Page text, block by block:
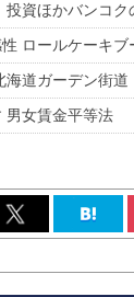
資ほかバンコク
ロールケーキブ
海道ガーデン街道
男女賃金平等法